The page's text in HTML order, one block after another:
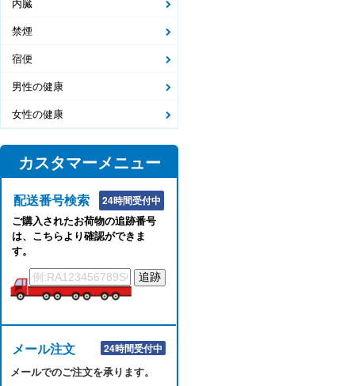
禁煙
宿便
男性の健康
女性の健康
カスタマーメニュー
配送番号検索 24時間受付中
ご購入されたお荷物の追跡番号
は、こちらより確認ができま
す。
メール注文 24時間受付中
メールでのご注文を承ります。